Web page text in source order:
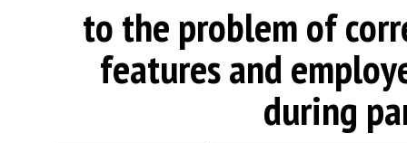
to the problem of
features and
during